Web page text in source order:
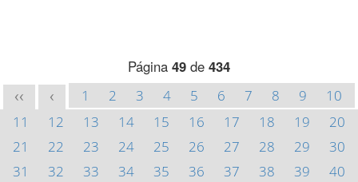
Página 49 de 434
<< < 1 2 3 4 5 6 7 8 9
10
11
12 13 14 15 16 17 18 19
20
21
22 23 24 25 26 27 28 29
30
31
32 33 34 35 36 37 38 39
40